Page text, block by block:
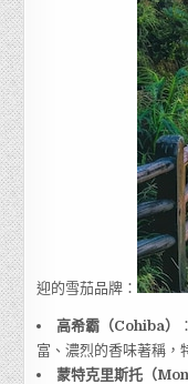
迎的雪茄品牌：
高希霸（Cohiba）
富、濃烈的香味著稱，
蒙特克里斯托（